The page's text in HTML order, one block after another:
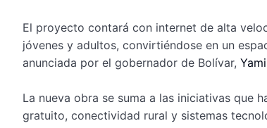
El proyecto contará con internet de alta
jóvenes y adultos, convirtiéndose en un
anunciada por el gobernador de Bolívar,
La nueva obra se suma a las iniciativas que
gratuito, conectividad rural y sistemas